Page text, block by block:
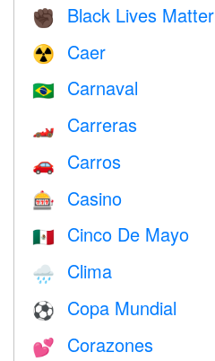
✊🏿 Black Lives Matter
☢️ Caer
🇧🇷 Carnaval
🏎 Carreras
🚗 Carros
🎰 Casino
🇲🇽 Cinco De Mayo
🌧 Clima
⚽ Copa Mundial
💕 Corazones